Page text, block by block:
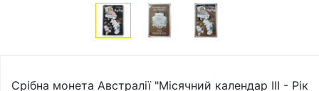
Срібна монета Австралії "Місячний календар III - Рік